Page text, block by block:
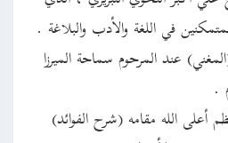
في اللغة والأدب والبلاغة .
عند المرحوم سماحة الميرزا
.
أعلى الله مقامه (شرح الفوائد)